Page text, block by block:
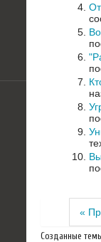
«
Созданные